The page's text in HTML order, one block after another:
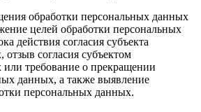
обработки персональных данных
целей обработки персональных
действия согласия субъекта
согласия субъектом
требование о прекращении
данных, а также выявление
персональных данных.